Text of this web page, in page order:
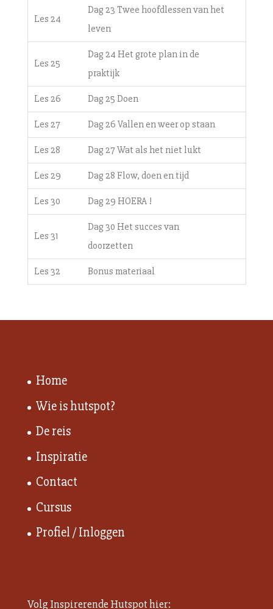
Les 24
Dag 23 Twee hoofdlessen van het
leven
Les 25
Dag 24 Het grote plan in de
praktijk
Les 26 Dag 25 Doen
Les 27 Dag 26 Vallen en weer op staan
Les 28 Dag 27 Wat als het niet lukt
Les 29 Dag 28 Flow, doen en tijd
Les 30 Dag 29 HOERA !
Les 31
Dag 30 Het succes van
doorzetten
Les 32 Bonus materiaal
Home
Wie is hutspot?
De reis
Inspiratie
Contact
Cursus
Profiel / Inloggen
Volg Inspirerende Hutspot hier: